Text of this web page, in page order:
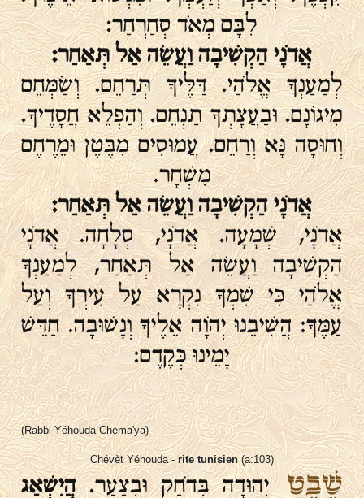
לִבָּם מְאֹד סְחַרְחַר:
אֲדֹנָי הַקְשִׁיבָה וַעֲשֵׂה אַל תְּאַחַר:
לְמַעַנְךָ אֱלֹהַי. דַּלֶּיךָ תְּרַחֵם. וְשַׂמְּחֵם
מִיגוֹנָם. וּבַעֲצָתְךָ תַנְחֵם. וְהַפְלֵא חֲסָדֶיךָ.
וְחוּסָה נָּא וְרַחֵם. עֲמוּסִים מִבֶּטֶן וּמֵרֶחֶם
מִשְׁחָר.
אֲדֹנָי הַקְשִׁיבָה וַעֲשֵׂה אַל תְּאַחַר:
אֲדֹנָי, שְׁמָעָה. אֲדֹנָי, סְלָחָה. אֲדֹנָי
הַקְשִׁיבָה וַעֲשֵׂה אַל תְּאַחַר, לְמַעַנְךָ
אֱלֹהַי כִּי שִׁמְךָ נִקְרָא עַל עִירְךָ וְעַל
עַמֶּךָ: הֲשִׁיבֵנוּ יְהֹוָה אֵלֶיךָ וְנָשׁוּבָה. חַדֵּשׁ
יָמֵינוּ כְּקֶדֶם:
(Rabbi Yéhouda Chema'ya)
Chévèt Yéhouda -rite tunisien(a:103)
שֵׁבֶטיְהוּדָה בְּדֹחַק וּבְצַעַר.הֲיִשְׁאַג